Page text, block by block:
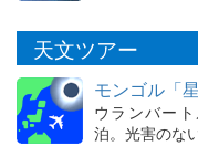
天文ツアー
モンゴル「
ウランバー
泊。光害のな